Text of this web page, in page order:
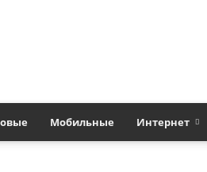
Мобильные Интернет